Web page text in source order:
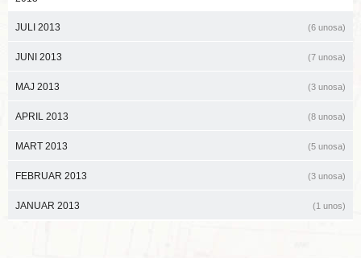
JULI 2013 (6 unosa)
JUNI 2013 (7 unosa)
MAJ 2013 (3 unosa)
APRIL 2013 (8 unosa)
MART 2013 (5 unosa)
FEBRUAR 2013 (3 unosa)
JANUAR 2013 (1 unos)